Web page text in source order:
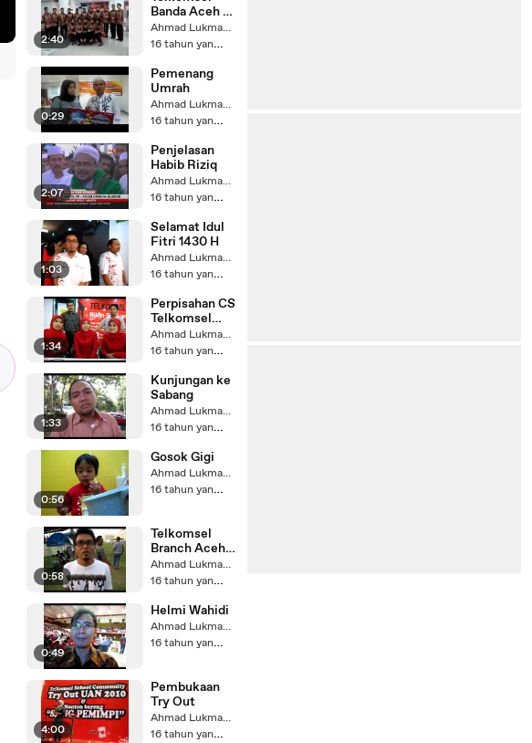
2:40
Banda Aceh -
final-
Ahmad Lukman Sa'ad
16 tahun yang lalu
0:29
Pemenang
Umrah
Ahmad Lukman Sa'ad
16 tahun yang lalu
2:07
Penjelasan
Habib Riziq
Ahmad Lukman Sa'ad
16 tahun yang lalu
1:03
Selamat Idul
Fitri 1430 H
Ahmad Lukman Sa'ad
16 tahun yang lalu
1:34
Perpisahan CS
Telkomsel
Branch Banda
Aceh Februari
Ahmad Lukman Sa'ad
16 tahun yang lalu
1:33
Kunjungan ke
Sabang
Ahmad Lukman Sa'ad
16 tahun yang lalu
0:56
Gosok Gigi
Ahmad Lukman Sa'ad
16 tahun yang lalu
0:58
Telkomsel
Branch Aceh
vs PWI AcehAhmad Lukman Sa'ad
16 tahun yang lalu
0:49
Helmi Wahidi
Ahmad Lukman Sa'ad
16 tahun yang lalu
4:00
Pembukaan
Try Out
Ahmad Lukman Sa'ad
16 tahun yang lalu